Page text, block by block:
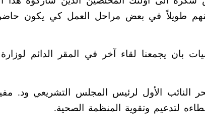
عنهم طويلاً في بعض مراحل العمل كي يكون
بان يجمعنا لقاء آخر في المقر الدائم
الأول لرئيس المجلس التشريعي ود. مفيد
لتدعيم وتقوية المنظمة الصحية.